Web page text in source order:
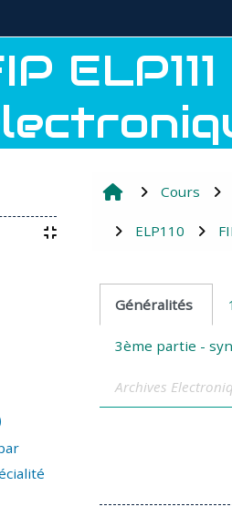
Cours
ELP110
Résumé
Généralités
Archives